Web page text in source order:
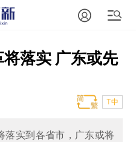
落实 广东或先
T中
落实到各省市，广东或将